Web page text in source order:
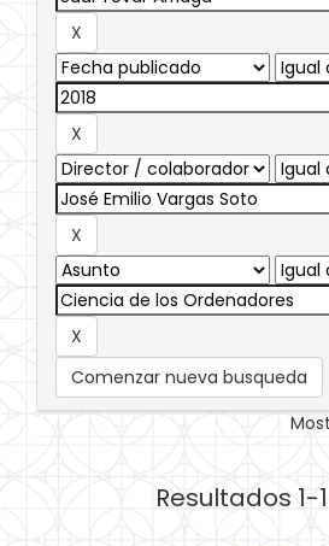
Comenzar nueva busqueda
Resultados 1-